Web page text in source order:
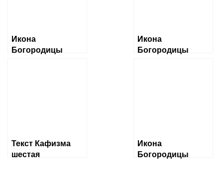
Икона
Богородицы
Икона
Богородицы
Текст Кафизма
шестая
Икона
Богородицы